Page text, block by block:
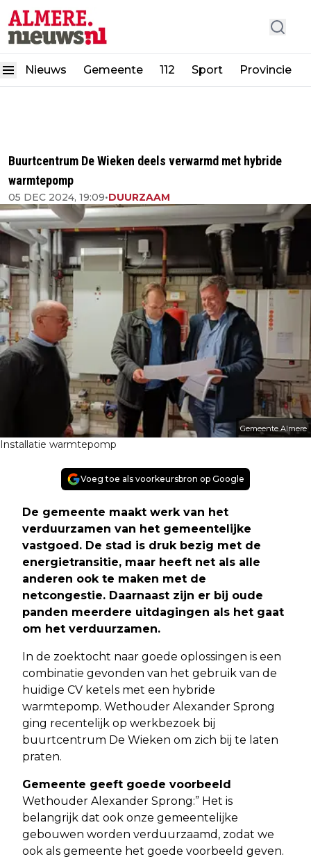
Nieuws Gemeente 112 Sport Provincie
Buurtcentrum De Wieken deels verwarmd met hybride
warmtepomp
05 DEC 2024, 19:09•DUURZAAM
Gemeente Almere
Installatie warmtepomp
Voeg toe als voorkeursbron op Google
De gemeente maakt werk van het
verduurzamen van het gemeentelijke
vastgoed. De stad is druk bezig met de
energietransitie, maar heeft net als alle
anderen ook te maken met de
netcongestie. Daarnaast zijn er bij oude
panden meerdere uitdagingen als het gaat
om het verduurzamen.
In de zoektocht naar goede oplossingen is een
combinatie gevonden van het gebruik van de
huidige CV ketels met een hybride
warmtepomp. Wethouder Alexander Sprong
ging recentelijk op werkbezoek bij
buurtcentrum De Wieken om zich bij te laten
praten.
Gemeente geeft goede voorbeeld
Wethouder Alexander Sprong:” Het is
belangrijk dat ook onze gemeentelijke
gebouwen worden verduurzaamd, zodat we
ook als gemeente het goede voorbeeld geven.